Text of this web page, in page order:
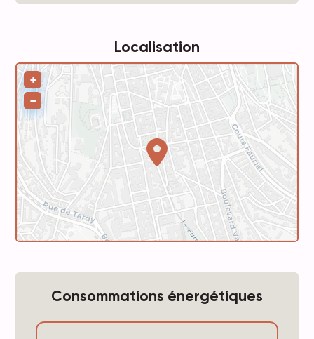
Localisation
+
−
Consommations énergétiques